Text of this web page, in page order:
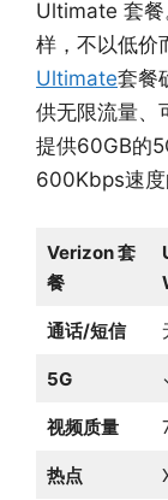
Ultimate 套餐
样，不以低价
Ultimate套餐
供无限流量、
提供60GB的
600Kbps速度
Verizon 套
餐
通话/短信
5G
视频质量
热点